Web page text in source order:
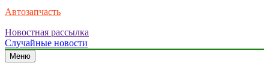
Автозапчасть
Новостная рассылка
Случайные новости
Меню